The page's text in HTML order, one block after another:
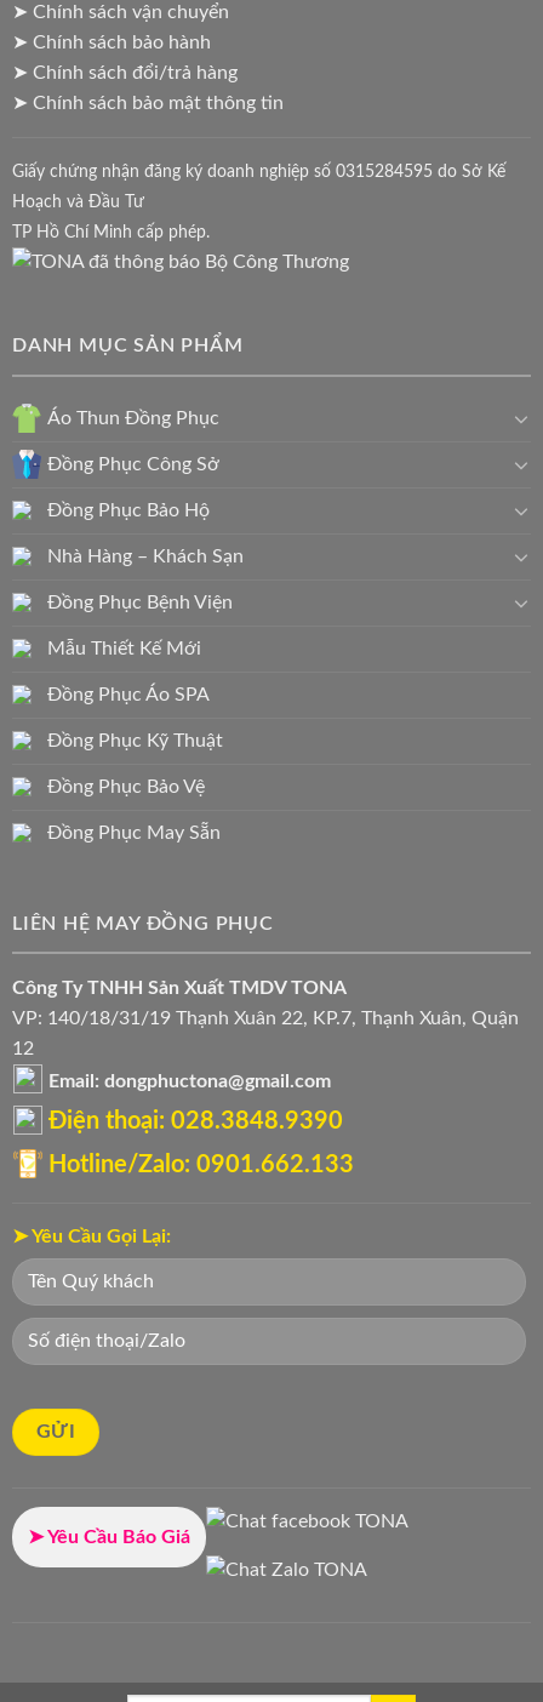
➤ Chính sách vận chuyển
➤ Chính sách bảo hành
➤ Chính sách đổi/trả hàng
➤ Chính sách bảo mật thông tin
Giấy chứng nhận đăng ký doanh nghiệp số 0315284595 do Sở Kế
Hoạch và Đầu Tư
TP Hồ Chí Minh cấp phép.
DANH MỤC SẢN PHẨM
Áo Thun Đồng Phục
Đồng Phục Công Sở
Đồng Phục Bảo Hộ
Nhà Hàng – Khách Sạn
Đồng Phục Bệnh Viện
Mẫu Thiết Kế Mới
Đồng Phục Áo SPA
Đồng Phục Kỹ Thuật
Đồng Phục Bảo Vệ
Đồng Phục May Sẵn
LIÊN HỆ MAY ĐỒNG PHỤC
Công Ty TNHH Sản Xuất TMDV TONA
VP: 140/18/31/19 Thạnh Xuân 22, KP.7, Thạnh Xuân, Quận
12
Email: dongphuctona@gmail.com
Điện thoại: ‭028.3848.9390‬
Hotline/Zalo: 0901.662.133
➤ Yêu Cầu Gọi Lại:
➤ Yêu Cầu Báo Giá